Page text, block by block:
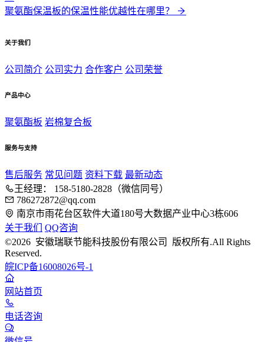
聚氨酯保温板的保温性能优越性在哪里？
关于我们
公司简介 公司实力 合作客户 公司荣誉
产品中心
聚氨酯板 岩棉复合板
服务与支持
售后服务 常见问题 资料下载 最新动态
王经理： 158-5180-2828（微信同号）
786272872@qq.com
南京市雨花台区软件大道180号大数据产业中心3栋606
关于我们
QQ咨询
©2026 安徽瑞联节能科技股份有限公司 版权所有.All Rights
Reserved.
皖ICP备16008026号-1
网站首页
电话咨询